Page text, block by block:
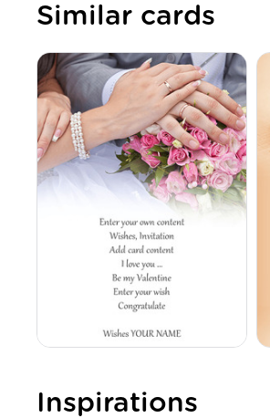
Similar cards
Inspirations